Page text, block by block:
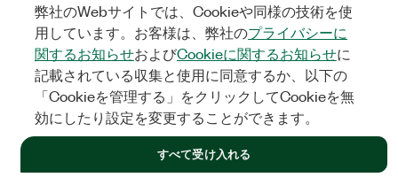
TwitterYouTube
NATIONAL INSTRUMENTS CORP. ALL RIGHTS RESERVED.
弊社のWebサイトでは、Cookieや同様の技術を使
用しています。お客様は、弊社のプライバシーに
関するお知らせおよびCookieに関するお知らせに
記載されている収集と使用に同意するか、以下の
「Cookieを管理する」をクリックしてCookieを無
効にしたり設定を変更することができます。
すべて受け入れる